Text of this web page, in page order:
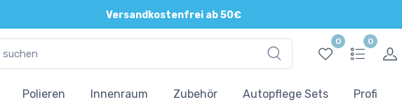
Versandkostenfrei ab 50€
0 0
Polieren Innenraum Zubehör Autopflege Sets Profi